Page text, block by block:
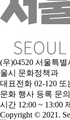
(우)04520 서울특
울시 문화정책과
대표전화 02-120 또
문화 행사 등록 문
시간 12:00 ~ 13:00
Copyright © 2021.